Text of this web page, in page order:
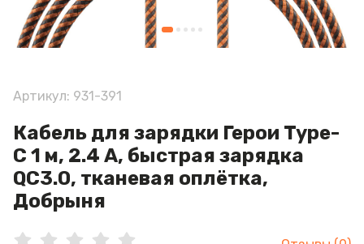
Артикул: 931-391
Кабель для зарядки Герои Type-
C 1 м, 2.4 А, быстрая зарядка
QC3.0, тканевая оплётка,
Добрыня